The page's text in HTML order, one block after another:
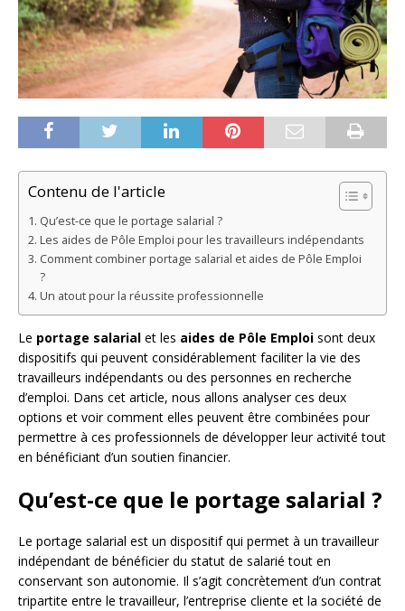
Contenu de l'article
Qu’est-ce que le portage salarial ?
Les aides de Pôle Emploi pour les travailleurs indépendants
Comment combiner portage salarial et aides de Pôle Emploi
?
Un atout pour la réussite professionnelle
Le portage salarial et les aides de Pôle Emploi sont deux
dispositifs qui peuvent considérablement faciliter la vie des
travailleurs indépendants ou des personnes en recherche
d’emploi. Dans cet article, nous allons analyser ces deux
options et voir comment elles peuvent être combinées pour
permettre à ces professionnels de développer leur activité tout
en bénéficiant d’un soutien financier.
Qu’est-ce que le portage salarial ?
Le portage salarial est un dispositif qui permet à un travailleur
indépendant de bénéficier du statut de salarié tout en
conservant son autonomie. Il s’agit concrètement d’un contrat
tripartite entre le travailleur, l’entreprise cliente et la société de